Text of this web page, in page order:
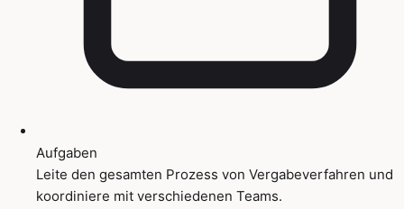
Aufgaben
Leite den gesamten Prozess von Vergabeverfahren und
koordiniere mit verschiedenen Teams.